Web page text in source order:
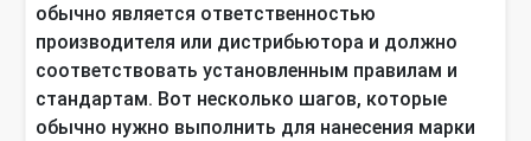
обычно является ответственностью
производителя или дистрибьютора и должно
соответствовать установленным правилам и
стандартам. Вот несколько шагов, которые
обычно нужно выполнить для нанесения марки